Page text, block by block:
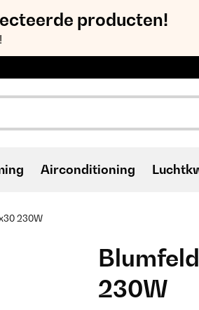
producten!
Airconditioning
230W
230W